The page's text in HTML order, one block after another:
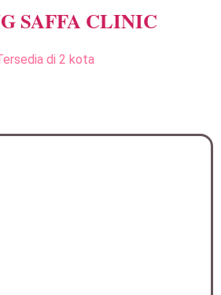
SAFFA CLINIC
di 2 kota